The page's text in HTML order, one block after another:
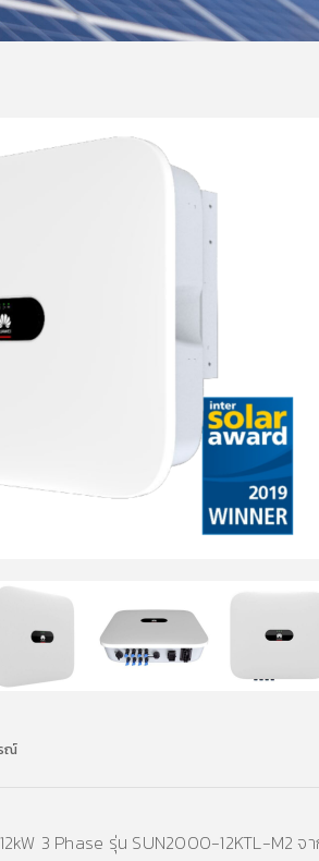
ณ์
3 Phase รุ่น SUN2000-12KTL-M2 จ